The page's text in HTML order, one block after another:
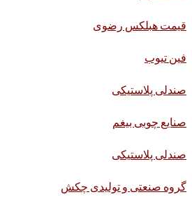
قیمت هبلکس رضوی
فین تیوب
صندلی پلاستیکی
صنایع چوبی بیغم
صندلی پلاستیکی
گروه صنعتی و تولیدی چکش